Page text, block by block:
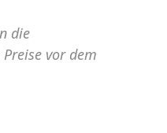
die
vor dem